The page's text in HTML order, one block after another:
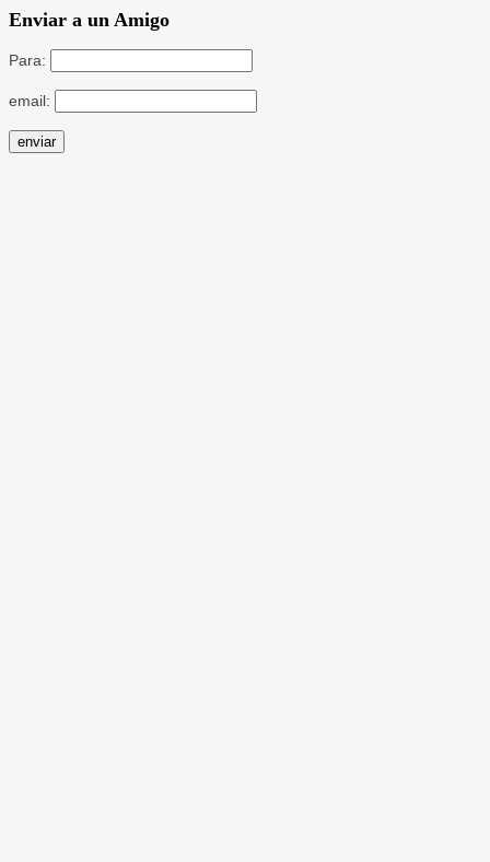
Enviar a un Amigo
Para:
email: